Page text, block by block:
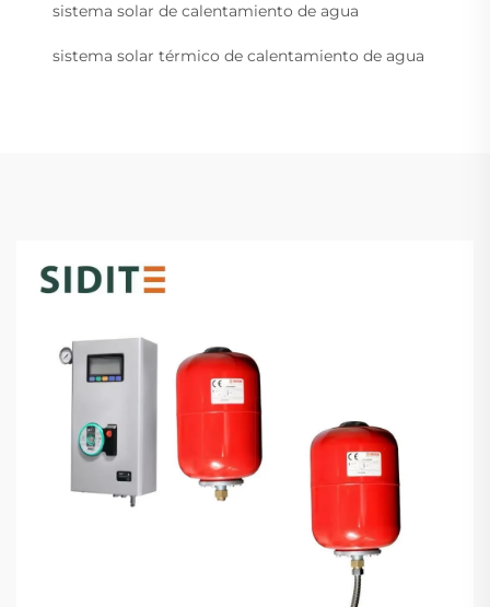
sistema solar de calentamiento de agua
sistema solar térmico de calentamiento de agua